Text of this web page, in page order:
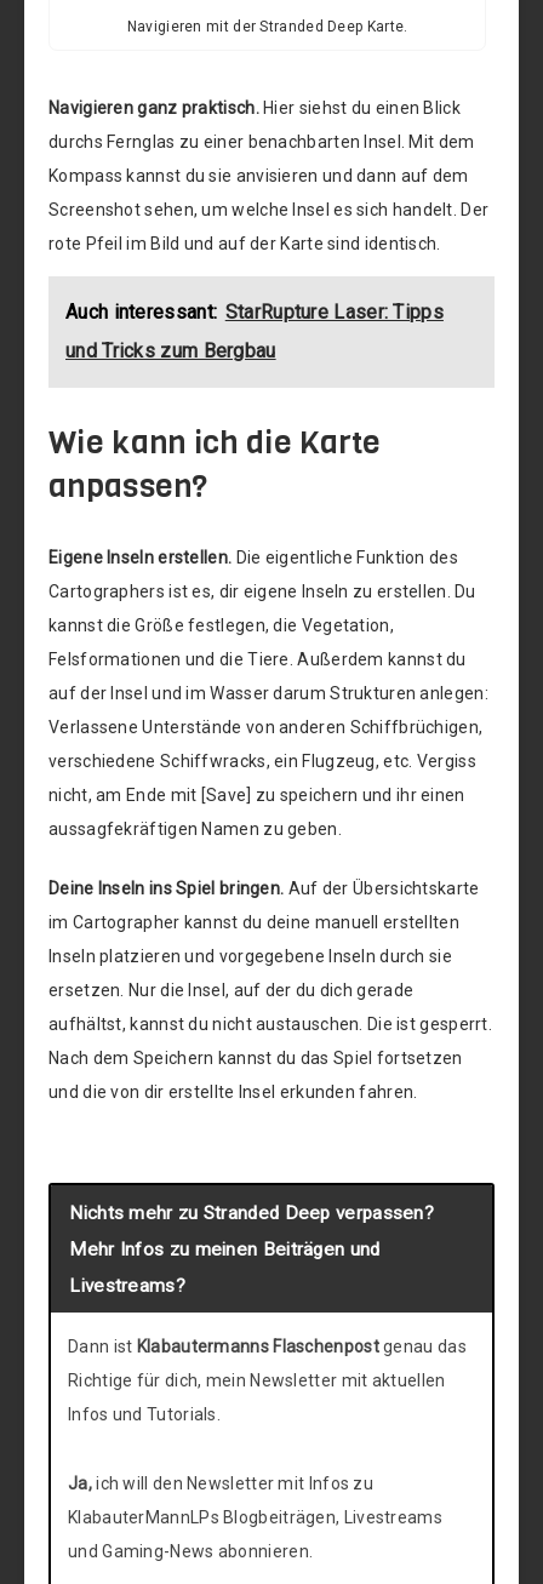
Navigieren mit der Stranded Deep Karte.
Navigieren ganz praktisch.Hier siehst du einen Blick
durchs Fernglas zu einer benachbarten Insel. Mit dem
Kompass kannst du sie anvisieren und dann auf dem
Screenshot sehen, um welche Insel es sich handelt. Der
rote Pfeil im Bild und auf der Karte sind identisch.
Auch interessant: StarRupture Laser: Tipps
und Tricks zum Bergbau
Wie kann ich die Karte
anpassen?
Eigene Inseln erstellen. Die eigentliche Funktion des
Cartographers ist es, dir eigene Inseln zu erstellen. Du
kannst die Größe festlegen, die Vegetation,
Felsformationen und die Tiere. Außerdem kannst du
auf der Insel und im Wasser darum Strukturen anlegen:
Verlassene Unterstände von anderen Schiffbrüchigen,
verschiedene Schiffwracks, ein Flugzeug, etc. Vergiss
nicht, am Ende mit [Save] zu speichern und ihr einen
aussagfekräftigen Namen zu geben.
Deine Inseln ins Spiel bringen. Auf der Übersichtskarte
im Cartographer kannst du deine manuell erstellten
Inseln platzieren und vorgegebene Inseln durch sie
ersetzen. Nur die Insel, auf der du dich gerade
aufhältst, kannst du nicht austauschen. Die ist gesperrt.
Nach dem Speichern kannst du das Spiel fortsetzen
und die von dir erstellte Insel erkunden fahren.
Nichts mehr zu Stranded Deep verpassen?
Mehr Infos zu meinen Beiträgen und
Livestreams?
Dann ist Klabautermanns Flaschenpostgenau das
Richtige für dich, mein Newsletter mit aktuellen
Infos und Tutorials.
Ja,ich will den Newsletter mit Infos zu
KlabauterMannLPs Blogbeiträgen, Livestreams
und Gaming-News abonnieren.